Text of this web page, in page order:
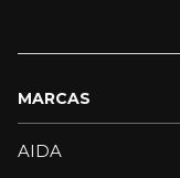
MARCAS
AIDA